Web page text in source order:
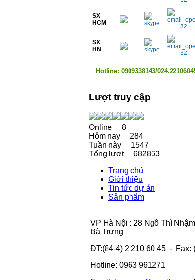
SX
HCM
SX
HN
Hotline: 0909338143/
Lượt truy cập
Online 8
Hôm nay 284
Tuần này 1547
Tổng lượt 682863
Trang chủ
Giới thiệu
Tin tức dự án
Sản phẩm
VP Hà Nội : 28 Ngô Thì
Bà Trưng
ĐT:(84-4) 2 210 60 45 - Fax:
Hotline: 0963 961271